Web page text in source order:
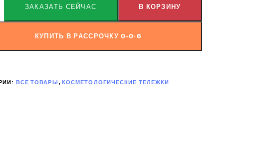
ЗАКАЗАТЬ СЕЙЧАС В КОРЗИНУ
КУПИТЬ В РАССРОЧКУ 0-0-6
ВСЕ ТОВАРЫ , КОСМЕТОЛОГИЧЕСКИЕ ТЕЛЕЖКИ